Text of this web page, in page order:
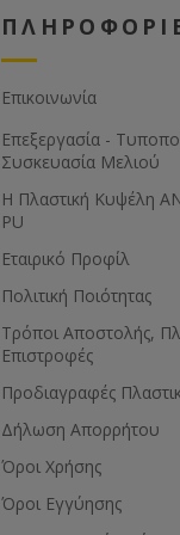
Επικοινωνία
Επεξεργασία -
Συσκευασία Μελιού
Η Πλαστική Κυψέλη
PU
Εταιρικό Προφίλ
Πολιτική Ποιότητας
Τρόποι Αποστολής,
Επιστροφές
Προδιαγραφές
Δήλωση Απορρήτου
Όροι Χρήσης
Όροι Εγγύησης